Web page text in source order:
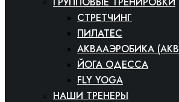
СТРЕТЧИНГ
ПИЛАТЕС
АКВААЭРОБИКА
ЙОГА ОДЕССА
FLY YOGA
НАШИ ТРЕНЕРЫ